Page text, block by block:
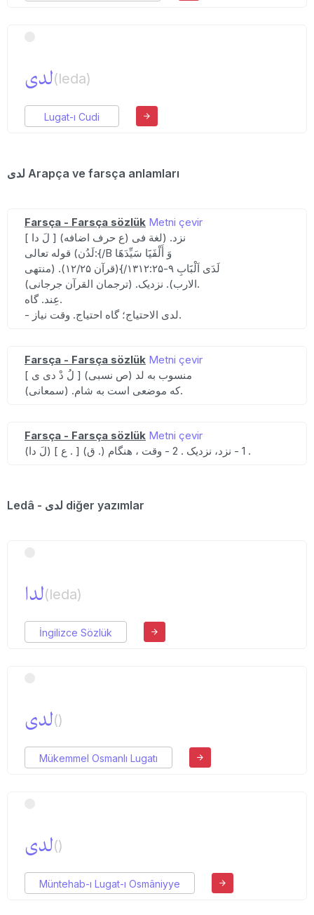
لدی(leda)
Lugat-ı Cudi
لدی Arapça ve farsça anlamları
Farsça - Farsça sözlük Metni çevir
[ لَ دا ] (ع حرف اضافه) نزد. (لغة فی
لَدُن) قوله تعالی:{/B وَ أَلْفَیََا سَیِّدَهََا
لَدَی اَلْبََابِ ۹-۱۳۱۲:۲۵/}(قرآن ۱۲/۲۵). (منتهی
الارب). نزدیک. (ترجمان القرآن جرجانی).
عِند. گاه.
- لدی الاحتیاج؛ گاه احتیاج. وقت نیاز.
Farsça - Farsça sözlük Metni çevir
[ لُ دْ دی ی ] (ص نسبی) منسوب به لد
که موضعی است به شام. (سمعانی).
Farsça - Farsça sözlük Metni çevir
(لَ دا) [ ع . ] (ق .) 1 - نزد، نزدیک . 2 - وقت ، هنگام .
Ledâ - لدی diğer yazımlar
لدا(leda)
İngilizce Sözlük
لدی()
Mükemmel Osmanlı Lugatı
لدی()
Müntehab-ı Lugat-ı Osmâniyye